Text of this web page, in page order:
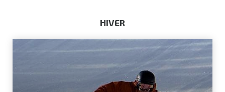
HIVER